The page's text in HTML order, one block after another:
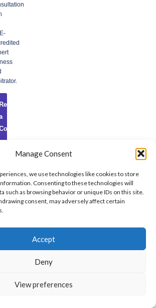
Manage Consent
we use technologies like cookies to store
Consenting to these technologies will
such as browsing behavior or unique IDs on this site.
consent, may adversely affect certain
Accept
Deny
View preferences
Request